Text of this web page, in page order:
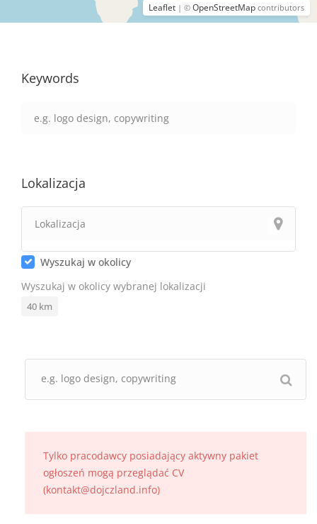
Leaflet | © OpenStreetMap contributors
Keywords
Lokalizacja
Wyszukaj w okolicy
Wyszukaj w okolicy wybranej lokalizacji
40 km
Tylko pracodawcy posiadający aktywny pakiet
ogłoszeń mogą przeglądać CV
(kontakt@dojczland.info)